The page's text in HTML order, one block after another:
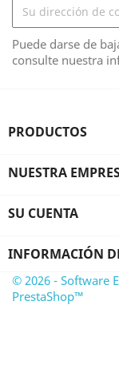
Puede darse de
consulte nuestra
PRODUCTOS
NUESTRA
SU CUENTA
INFORMACIÓN
© 2026 - Software
PrestaShop™